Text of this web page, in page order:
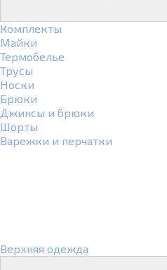
Комплекты
Майки
Термобелье
Трусы
Носки
Брюки
Джинсы и брюки
Шорты
Варежки и перчатки
Верхняя одежда